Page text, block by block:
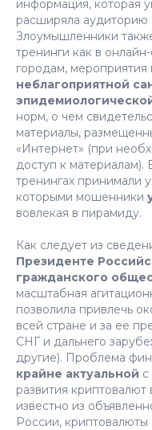
информация, которая
расширяла
Злоумышленники
тренинги как в
городам, мероприятия
неблагоприятной
норм, о чем
материалы,
«Интернет» (при
доступ к
тренингах принимали
которыми мошенники
вовлекая в пирамиду.
Как следует из
Президенте
гражданского
масштабная
позволила привлечь
всей стране и за ее
СНГ и дальнего
другие). Проблема
крайне актуальной
развития
известно из
России, криптовалюты